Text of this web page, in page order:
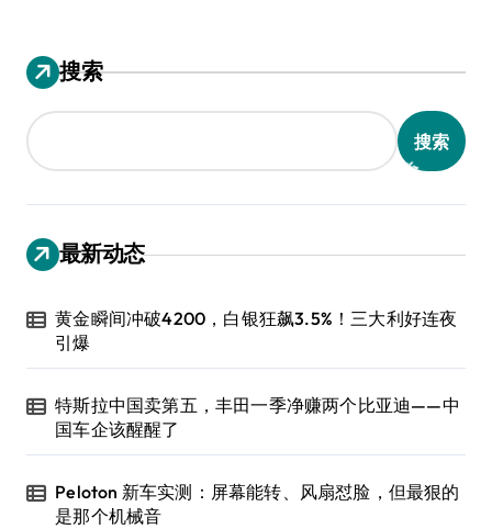
搜索
搜索
最新动态
黄金瞬间冲破4200，白银狂飙3.5%！三大利好连夜
引爆
特斯拉中国卖第五，丰田一季净赚两个比亚迪——中
国车企该醒醒了
Peloton 新车实测：屏幕能转、风扇怼脸，但最狠的
是那个机械音